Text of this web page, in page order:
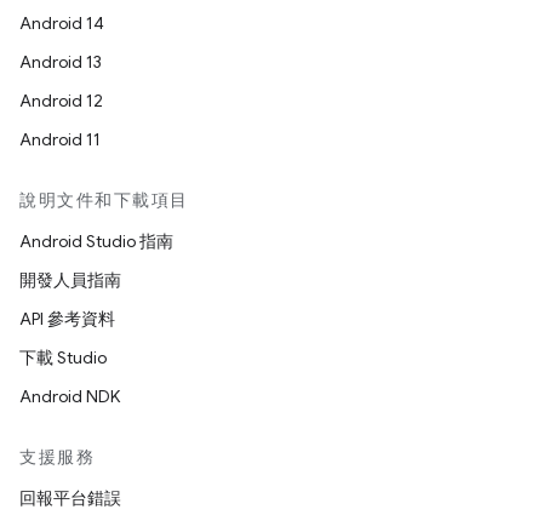
Android 14
Android 13
Android 12
Android 11
說明文件和下載項目
Android Studio 指南
開發人員指南
API 參考資料
下載 Studio
Android NDK
支援服務
回報平台錯誤